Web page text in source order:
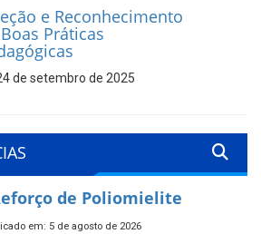
e Reconhecimento
Práticas
de setembro de 2025
de Poliomielite
em: 5 de agosto de 2026